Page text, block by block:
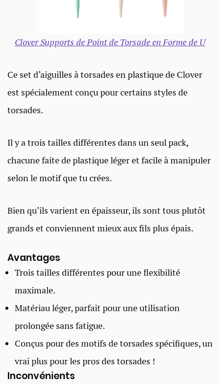
Clover Supports de Point de Torsade en Forme de U
Ce set d’aiguilles à torsades en plastique de Clover
est spécialement conçu pour certains styles de
torsades.
Il y a trois tailles différentes dans un seul pack,
chacune faite de plastique léger et facile à manipuler
selon le motif que tu crées.
Bien qu’ils varient en épaisseur, ils sont tous plutôt
grands et conviennent mieux aux fils plus épais.
Avantages
Trois tailles différentes pour une flexibilité
maximale.
Matériau léger, parfait pour une utilisation
prolongée sans fatigue.
Conçus pour des motifs de torsades spécifiques, un
vrai plus pour les pros des torsades !
Inconvénients